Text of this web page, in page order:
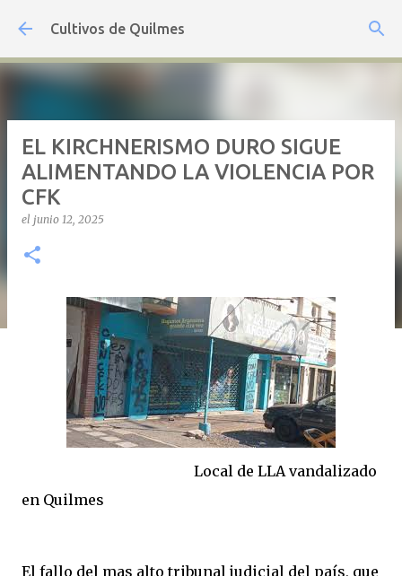
Ir al contenido principal
Cultivos de Quilmes
EL KIRCHNERISMO DURO SIGUE
ALIMENTANDO LA VIOLENCIA POR
CFK
el junio 12, 2025
Local de LLA vandalizado
en Quilmes
El fallo del mas alto tribunal judicial del país, que